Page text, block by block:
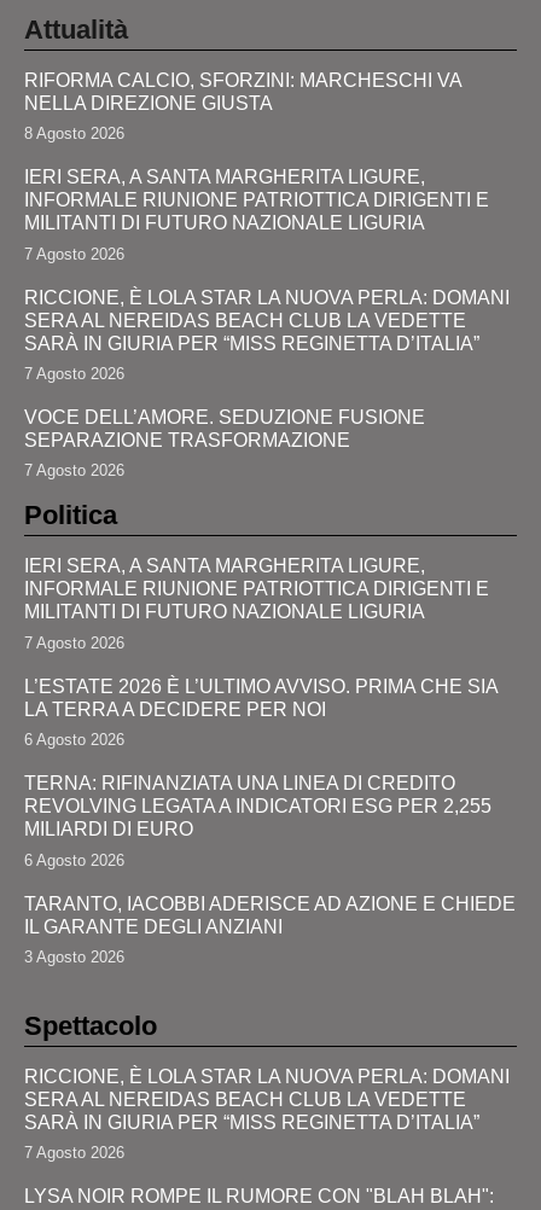
Attualità
RIFORMA CALCIO, SFORZINI: MARCHESCHI VA
NELLA DIREZIONE GIUSTA
8 Agosto 2026
IERI SERA, A SANTA MARGHERITA LIGURE,
INFORMALE RIUNIONE PATRIOTTICA DIRIGENTI E
MILITANTI DI FUTURO NAZIONALE LIGURIA
7 Agosto 2026
RICCIONE, È LOLA STAR LA NUOVA PERLA: DOMANI
SERA AL NEREIDAS BEACH CLUB LA VEDETTE
SARÀ IN GIURIA PER “MISS REGINETTA D’ITALIA”
7 Agosto 2026
VOCE DELL’AMORE. SEDUZIONE FUSIONE
SEPARAZIONE TRASFORMAZIONE
7 Agosto 2026
Politica
IERI SERA, A SANTA MARGHERITA LIGURE,
INFORMALE RIUNIONE PATRIOTTICA DIRIGENTI E
MILITANTI DI FUTURO NAZIONALE LIGURIA
7 Agosto 2026
L’ESTATE 2026 È L’ULTIMO AVVISO. PRIMA CHE SIA
LA TERRA A DECIDERE PER NOI
6 Agosto 2026
TERNA: RIFINANZIATA UNA LINEA DI CREDITO
REVOLVING LEGATA A INDICATORI ESG PER 2,255
MILIARDI DI EURO
6 Agosto 2026
TARANTO, IACOBBI ADERISCE AD AZIONE E CHIEDE
IL GARANTE DEGLI ANZIANI
3 Agosto 2026
Spettacolo
RICCIONE, È LOLA STAR LA NUOVA PERLA: DOMANI
SERA AL NEREIDAS BEACH CLUB LA VEDETTE
SARÀ IN GIURIA PER “MISS REGINETTA D’ITALIA”
7 Agosto 2026
LYSA NOIR ROMPE IL RUMORE CON "BLAH BLAH":